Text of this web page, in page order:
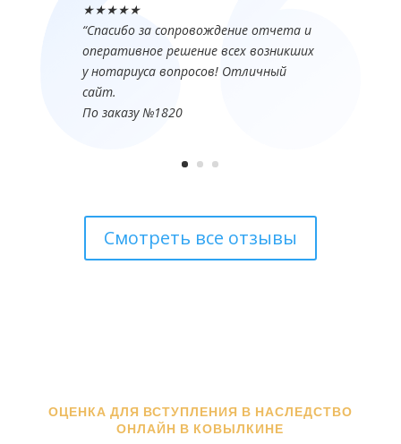
★★★★★
“Спасибо за сопровождение отчета и
оперативное решение всех возникших
у нотариуса вопросов! Отличный
сайт.
По заказу №1820
Смотреть все отзывы
ОЦЕНКА ДЛЯ ВСТУПЛЕНИЯ В НАСЛЕДСТВО
ОНЛАЙН В КОВЫЛКИНЕ